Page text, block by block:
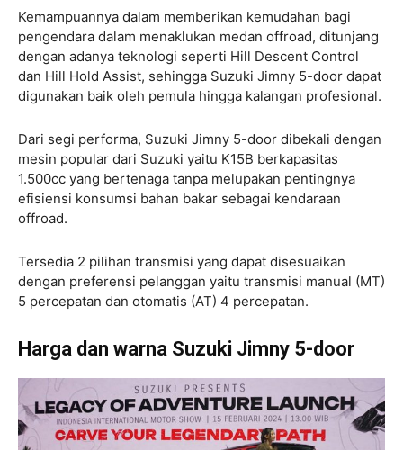
Kemampuannya dalam memberikan kemudahan bagi
pengendara dalam menaklukan medan offroad, ditunjang
dengan adanya teknologi seperti Hill Descent Control
dan Hill Hold Assist, sehingga Suzuki Jimny 5-door dapat
digunakan baik oleh pemula hingga kalangan profesional.
Dari segi performa, Suzuki Jimny 5-door dibekali dengan
mesin popular dari Suzuki yaitu K15B berkapasitas
1.500cc yang bertenaga tanpa melupakan pentingnya
efisiensi konsumsi bahan bakar sebagai kendaraan
offroad.
Tersedia 2 pilihan transmisi yang dapat disesuaikan
dengan preferensi pelanggan yaitu transmisi manual (MT)
5 percepatan dan otomatis (AT) 4 percepatan.
Harga dan warna Suzuki Jimny 5-door